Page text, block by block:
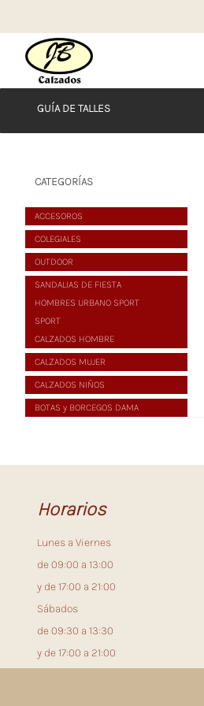
GUÍA DE TALLES
CATEGORÍAS
ACCESOROS
COLEGIALES
OUTDOOR
SANDALIAS DE FIESTA
HOMBRES URBANO SPORT
SPORT
CALZADOS HOMBRE
CALZADOS MUJER
CALZADOS NIÑOS
BOTAS y BORCEGOS DAMA
Horarios
Lunes a Viernes
de 09:00 a 13:00
y de 17:00 a 21:00
Sábados
de 09:30 a 13:30
y de 17:00 a 21:00